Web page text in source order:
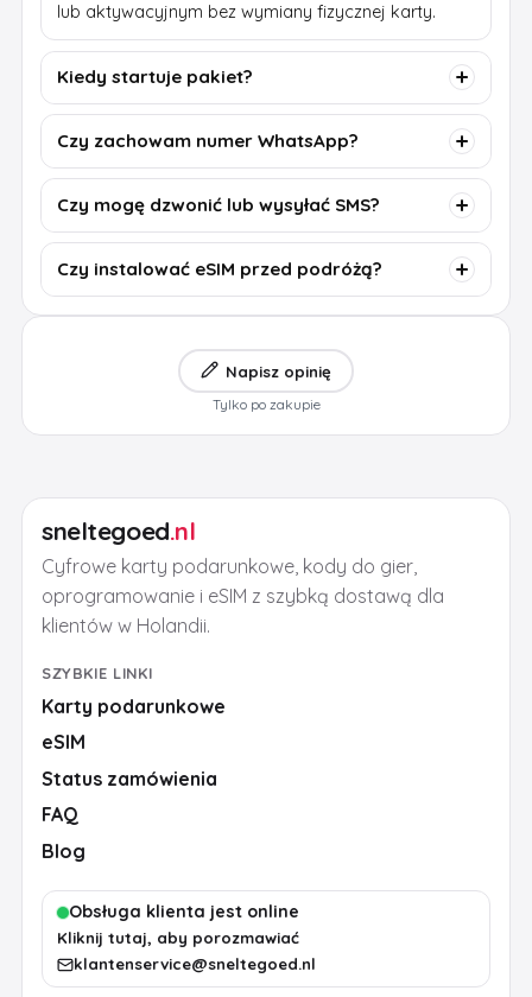
lub aktywacyjnym bez wymiany fizycznej karty.
Kiedy startuje pakiet?
Czy zachowam numer WhatsApp?
Czy mogę dzwonić lub wysyłać SMS?
Czy instalować eSIM przed podróżą?
Napisz opinię
Tylko po zakupie
sneltegoed.nl
Cyfrowe karty podarunkowe, kody do gier,
oprogramowanie i eSIM z szybką dostawą dla
klientów w Holandii.
SZYBKIE LINKI
Karty podarunkowe
eSIM
Status zamówienia
FAQ
Blog
Obsługa klienta jest online
Kliknij tutaj, aby porozmawiać
klantenservice@sneltegoed.nl